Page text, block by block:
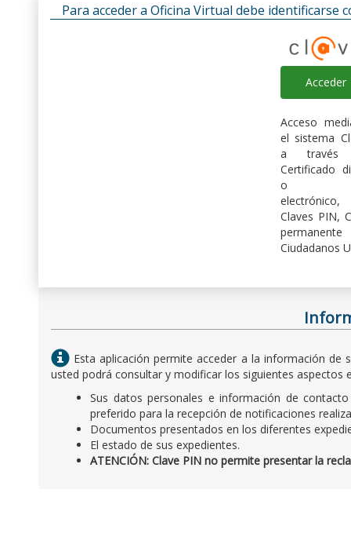
Para acceder a Oficina Virtual debe identificarse
Acceder
Acceso
el sistema
a través
Certificado
o
electrónico,
Claves PIN,
Ciudadanos
Esta aplicación permite acceder a la información de
usted podrá consultar y modificar los siguientes aspectos
Sus datos personales e información de
preferido para la recepción de notificaciones
Documentos presentados en los diferentes
El estado de sus expedientes.
ATENCIÓN: Clave PIN no permite presentar la